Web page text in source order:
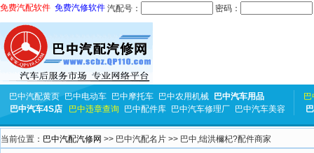
免费汽配软件 免费汽修软件 汽配号： 密码：
巴中汽配黄页 巴中电动车 巴中摩托车 巴中农用机械
巴中汽车用品
巴中汽车4S店
巴中违章查询 巴中配件库 巴中汽车修理厂 巴中汽车美容
当前位置： 巴中汽配汽修网 >> 巴中汽配名片 >> 巴中,绌洪檷杞?配件商家